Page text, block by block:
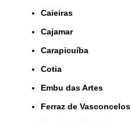
Caieiras
Cajamar
Carapicuíba
Cotia
Embu das Artes
Ferraz de Vasconcelos